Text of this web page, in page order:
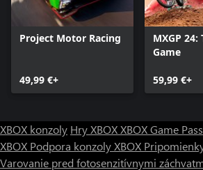
Project Motor Racing
49,99 €+
MXGP
Game
59,99 €+
XBOX konzoly Hry XBOXXBOX Game Pass
XBOX Podpora konzoly XBOX
Varovanie pred fotosenzitívnymi